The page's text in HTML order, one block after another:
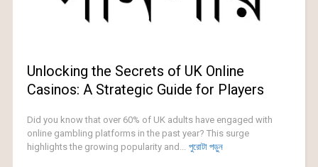
Unlocking the Secrets of UK Online
Casinos: A Strategic Guide for Players
Did you know that over 60% of UK adults have engaged with
online gambling platforms in the past year? This surge
highlights the growing popularity and... পুরোটা পড়ুন